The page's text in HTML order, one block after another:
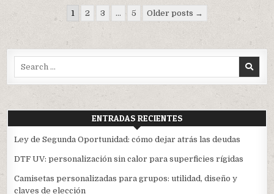
Navegación
entradas
1 2 3 … 5 Older posts →
ENTRADAS RECIENTES
Ley de Segunda Oportunidad: cómo dejar atrás las deudas
DTF UV: personalización sin calor para superficies rígidas
Camisetas personalizadas para grupos: utilidad, diseño y
claves de elección